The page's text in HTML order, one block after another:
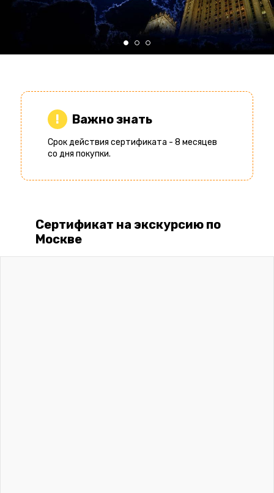
Важно знать
Срок действия сертификата - 8 месяцев
со дня покупки.
Сертификат на экскурсию по
Москве